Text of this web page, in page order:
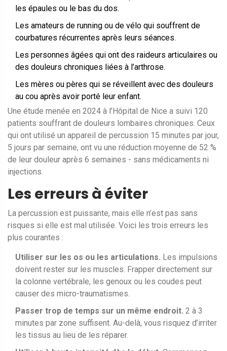
les épaules ou le bas du dos.
Les amateurs de running ou de vélo qui souffrent de
courbatures récurrentes après leurs séances.
Les personnes âgées qui ont des raideurs articulaires ou
des douleurs chroniques liées à l’arthrose.
Les mères ou pères qui se réveillent avec des douleurs
au cou après avoir porté leur enfant.
Une étude menée en 2024 à l’Hôpital de Nice a suivi 120
patients souffrant de douleurs lombaires chroniques. Ceux
qui ont utilisé un appareil de percussion 15 minutes par jour,
5 jours par semaine, ont vu une réduction moyenne de 52 %
de leur douleur après 6 semaines - sans médicaments ni
injections.
Les erreurs à éviter
La percussion est puissante, mais elle n’est pas sans
risques si elle est mal utilisée. Voici les trois erreurs les
plus courantes :
Utiliser sur les os ou les articulations. Les impulsions
doivent rester sur les muscles. Frapper directement sur
la colonne vertébrale, les genoux ou les coudes peut
causer des micro-traumatismes.
Passer trop de temps sur un même endroit. 2 à 3
minutes par zone suffisent. Au-delà, vous risquez d’irriter
les tissus au lieu de les réparer.